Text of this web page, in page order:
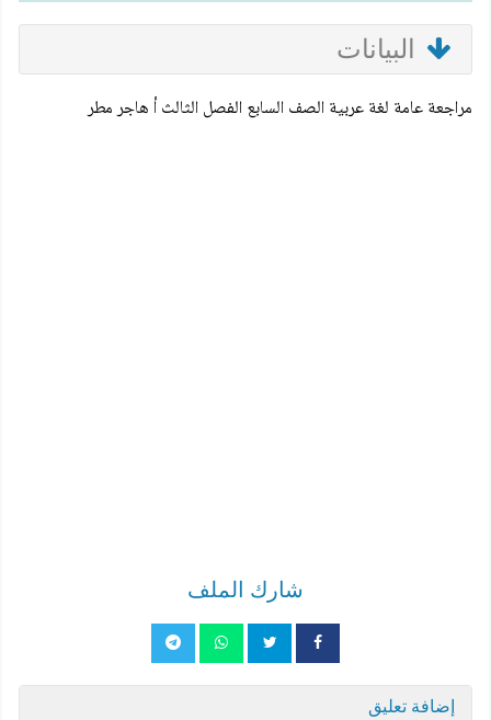
البيانات
مراجعة عامة لغة عربية الصف السابع الفصل الثالث أ هاجر مطر
شارك الملف
إضافة تعليق